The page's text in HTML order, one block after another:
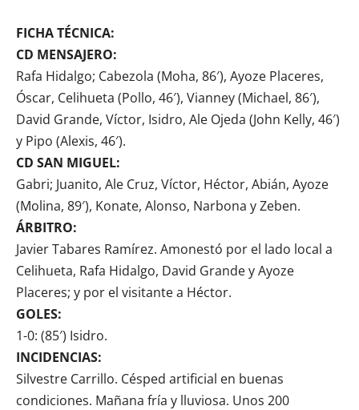
FICHA TÉCNICA:
CD MENSAJERO:
Rafa Hidalgo; Cabezola (Moha, 86′), Ayoze Placeres,
Óscar, Celihueta (Pollo, 46′), Vianney (Michael, 86′),
David Grande, Víctor, Isidro, Ale Ojeda (John Kelly, 46′)
y Pipo (Alexis, 46′).
CD SAN MIGUEL:
Gabri; Juanito, Ale Cruz, Víctor, Héctor, Abián, Ayoze
(Molina, 89′), Konate, Alonso, Narbona y Zeben.
ÁRBITRO:
Javier Tabares Ramírez. Amonestó por el lado local a
Celihueta, Rafa Hidalgo, David Grande y Ayoze
Placeres; y por el visitante a Héctor.
GOLES:
1-0: (85′) Isidro.
INCIDENCIAS:
Silvestre Carrillo. Césped artificial en buenas
condiciones. Mañana fría y lluviosa. Unos 200